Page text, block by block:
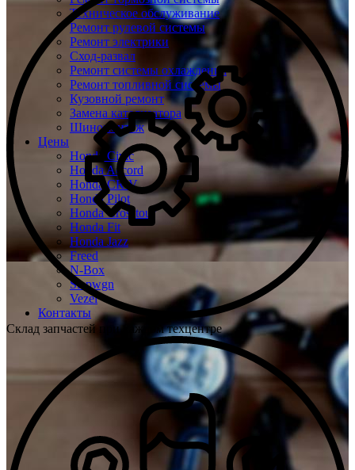
Техническое обслуживание
Ремонт рулевой системы
Ремонт электрики
Сход-развал
Ремонт системы охлаждения
Ремонт топливной системы
Кузовной ремонт
Замена катализатора
Шиномонтаж
Цены
Honda Civic
Honda Accord
Honda CR-V
Honda Pilot
Honda Crosstour
Honda Fit
Honda Jazz
Freed
N-Box
Stepwgn
Vezel
Контакты
Склад запчастей при каждом техцентре